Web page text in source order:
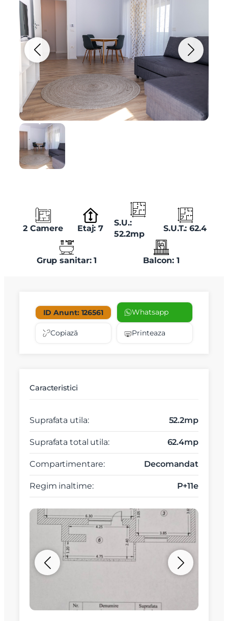
2 Camere Etaj: 7
S.U.:
52.2mp
S.U.T.: 62.4
Grup sanitar: 1 Balcon: 1
ID Anunt: 126561 Whatsapp
Copiază Printeaza
Caracteristici
Suprafata utila: 52.2mp
Suprafata total utila: 62.4mp
Compartimentare: Decomandat
Regim inaltime: P+11e